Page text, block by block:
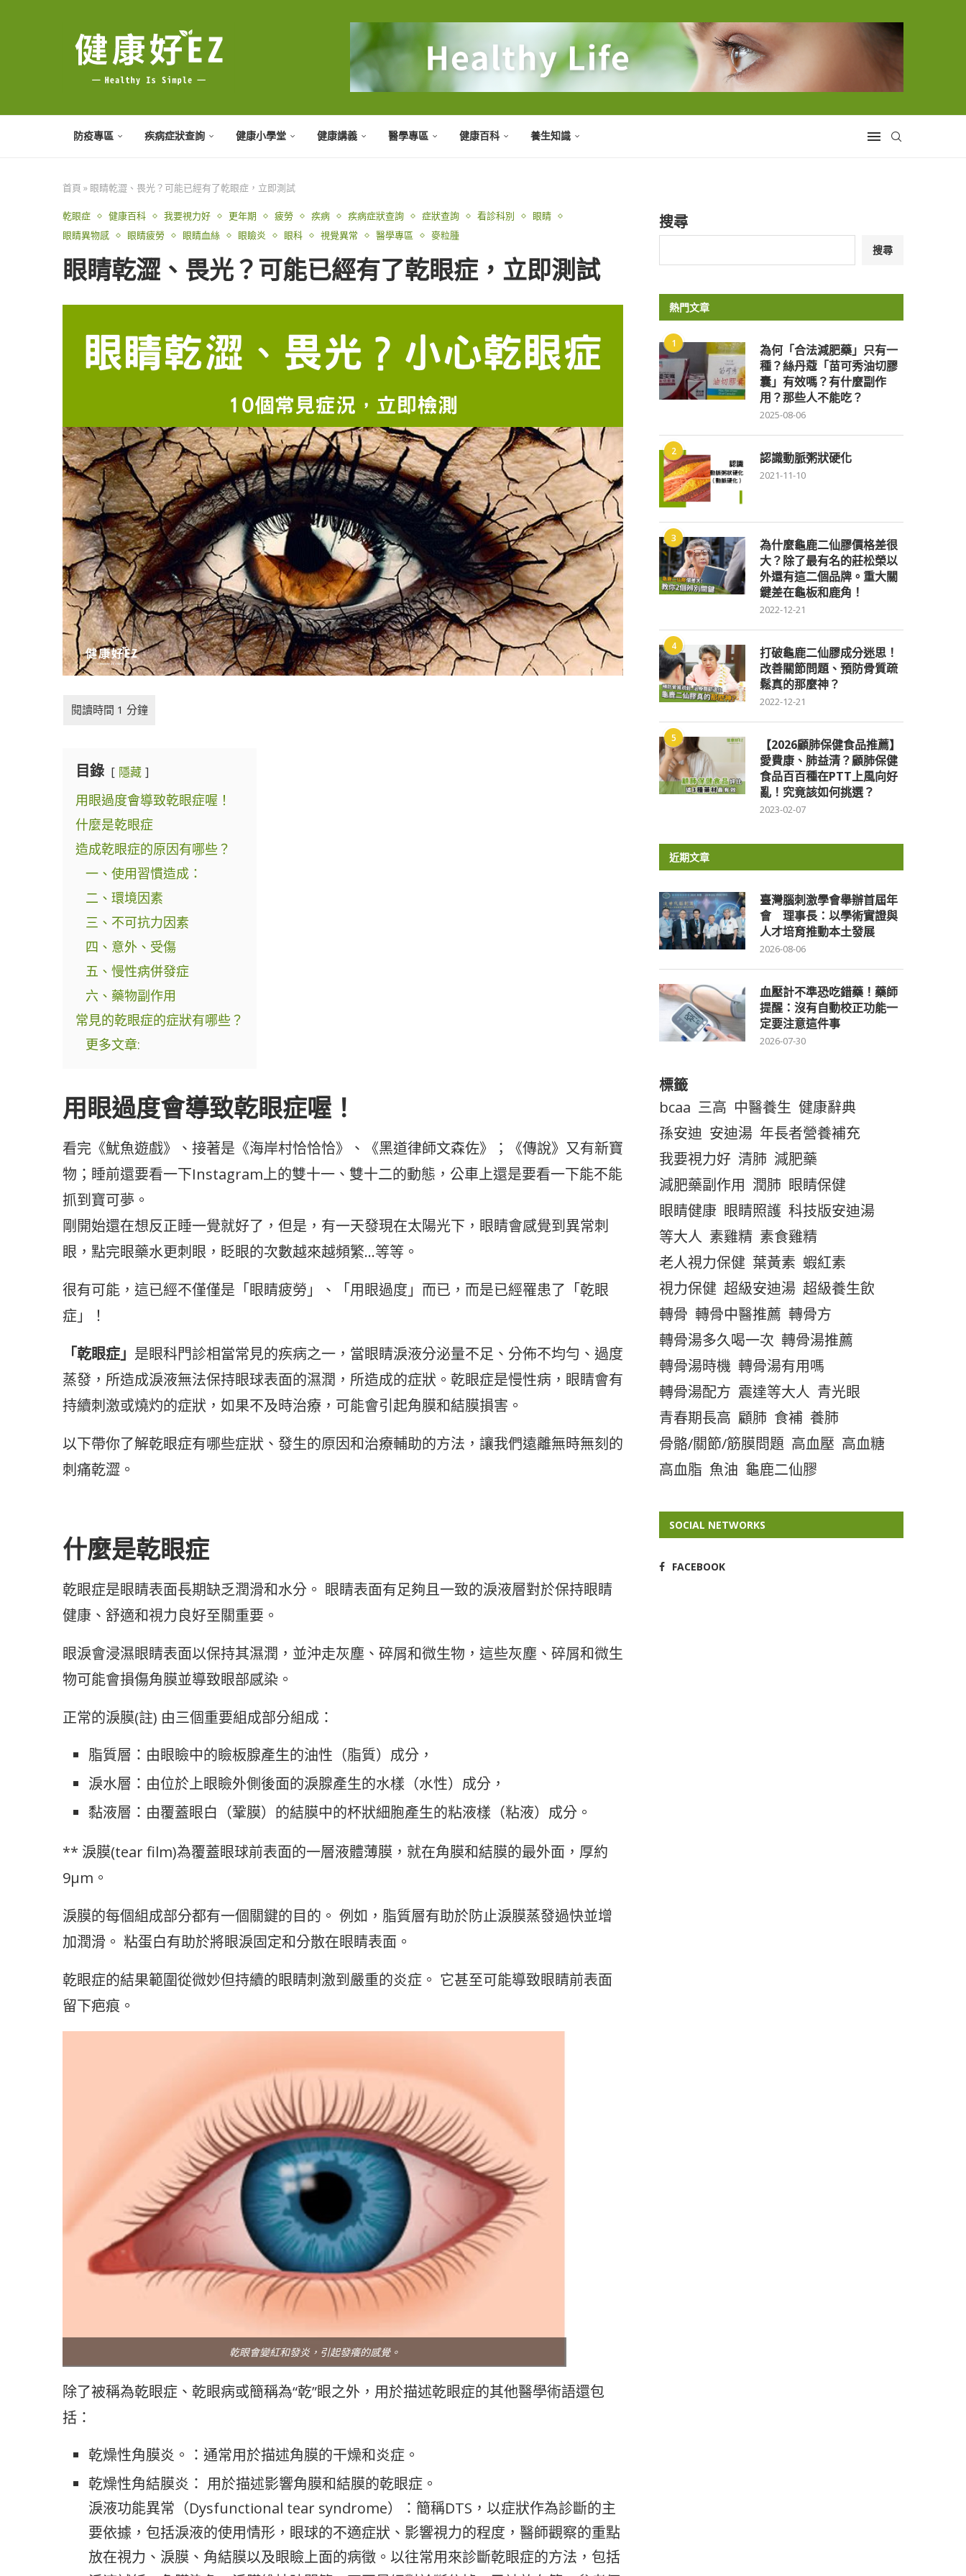
防疫專區 疾病症狀查詢 健康小學堂 健康講義 醫學專區 健康百科 養生知識
首頁 » 眼睛乾澀、畏光？可能已經有了乾眼症，立即測試
乾眼症 健康百科 我要視力好 更年期 疲勞 疾病 疾病症狀查詢 症狀查詢 看診科別
眼睛
眼睛異物感
眼睛疲勞 眼睛血絲 眼瞼炎 眼科 視覺異常 醫學專區 麥粒腫
眼睛乾澀、畏光？可能已經有了乾眼症，立即測試
目錄 隱藏
用眼過度會導致乾眼症喔！
什麼是乾眼症
造成乾眼症的原因有哪些？
一、使用習慣造成：
二、環境因素
三、不可抗力因素
四、意外、受傷
五、慢性病併發症
六、藥物副作用
常見的乾眼症的症狀有哪些？
更多文章:
用眼過度會導致乾眼症喔！
看完《魷魚遊戲》、接著是《海岸村恰恰恰》、《黑道律師文森佐》；《傳說》又有新寶
物；睡前還要看一下Instagram上的雙十一、雙十二的動態，公車上還是要看一下能不能
抓到寶可夢。
剛開始還在想反正睡一覺就好了，但是，有一天發現在太陽光下，眼睛會感覺到異常刺
眼，點完眼藥水更刺眼，眨眼的次數越來越頻繁…等等。
很有可能，這已經不僅僅是「眼睛疲勞」、「用眼過度」而已，而是已經罹患了「乾眼
症」！
「乾眼症」 是眼科門診相當常見的疾病之一，當眼睛淚液分泌量不足、分佈不均勻、過度
蒸發，所造成淚液無法保持眼球表面的濕潤，所造成的症狀。乾眼症是慢性病，眼睛會有
持續刺激或燒灼的症狀，如果不及時治療，可能會引起角膜和結膜損害。
以下帶你了解乾眼症有哪些症狀、發生的原因和治療輔助的方法，讓我們遠離無時無刻的
刺痛乾澀。
什麼是乾眼症
乾眼症是眼睛表面長期缺乏潤滑和水分。 眼睛表面有足夠且一致的淚液層對於保持眼睛
健康、舒適和視力良好至關重要。
眼淚會浸濕眼睛表面以保持其濕潤，並沖走灰塵、碎屑和微生物，這些灰塵、碎屑和微生
物可能會損傷角膜並導致眼部感染。
正常的淚膜(註) 由三個重要組成部分組成：
脂質層：由眼瞼中的瞼板腺產生的油性（脂質）成分，
淚水層：由位於上眼瞼外側後面的淚腺產生的水樣（水性）成分，
黏液層：由覆蓋眼白（鞏膜）的結膜中的杯狀細胞產生的粘液樣（粘液）成分。
** 淚膜(tear film)為覆蓋眼球前表面的一層液體薄膜，就在角膜和結膜的最外面，厚約
9μm。
淚膜的每個組成部分都有一個關鍵的目的。 例如，脂質層有助於防止淚膜蒸發過快並增
加潤滑。 粘蛋白有助於將眼淚固定和分散在眼睛表面。
乾眼症的結果範圍從微妙但持續的眼睛刺激到嚴重的炎症。 它甚至可能導致眼睛前表面
留下疤痕。
乾眼會變紅和發炎，引起發癢的感覺。
除了被稱為乾眼症、乾眼病或簡稱為“乾”眼之外，用於描述乾眼症的其他醫學術語還包
括：
乾燥性角膜炎。：通常用於描述角膜的干燥和炎症。
乾燥性角結膜炎： 用於描述影響角膜和結膜的乾眼症。
淚液功能異常（Dysfunctional tear syndrome）：簡稱DTS，以症狀作為診斷的主
要依據，包括淚液的使用情形，眼球的不適症狀、影響視力的程度，醫師觀察的重點
放在視力、淚膜、角結膜以及眼瞼上面的病徵。以往常用來診斷乾眼症的方法，包括
搜尋
搜尋
熱門文章
1
為何「合法減肥藥」只有一
種？絲丹蔻「苗可秀油切膠
囊」有效嗎？有什麼副作
用？那些人不能吃？
2025-08-06
2 認識動脈粥狀硬化
2021-11-10
3
為什麼龜鹿二仙膠價格差很
大？除了最有名的莊松榮以
外還有這二個品牌。重大關
鍵差在龜板和鹿角！
2022-12-21
4
打破龜鹿二仙膠成分迷思！
改善關節問題、預防骨質疏
鬆真的那麼神？
2022-12-21
5
【2026顧肺保健食品推薦】
愛費康、肺益清？顧肺保健
食品百百種在PTT上風向好
亂！究竟該如何挑選？
2023-02-07
近期文章
臺灣腦刺激學會舉辦首屆年
會 理事長：以學術實證與
人才培育推動本土發展
2026-08-06
血壓計不準恐吃錯藥！藥師
提醒：沒有自動校正功能一
定要注意這件事
2026-07-30
標籤
bcaa 三高 中醫養生 健康辭典
孫安迪 安迪湯 年長者營養補充
我要視力好 清肺 減肥藥
減肥藥副作用 潤肺 眼睛保健
眼睛健康 眼睛照護 科技版安迪湯
等大人 素雞精 素食雞精
老人視力保健 葉黃素 蝦紅素
視力保健 超級安迪湯 超級養生飲
轉骨 轉骨中醫推薦 轉骨方
轉骨湯多久喝一次 轉骨湯推薦
轉骨湯時機 轉骨湯有用嗎
轉骨湯配方 震達等大人 青光眼
青春期長高 顧肺 食補 養肺
骨骼/關節/筋膜問題 高血壓 高血糖
高血脂 魚油 龜鹿二仙膠
SOCIAL NETWORKS
FACEBOOK